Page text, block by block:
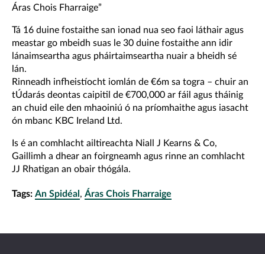
Áras Chois Fharraige”
Tá 16 duine fostaithe san ionad nua seo faoi láthair agus
meastar go mbeidh suas le 30 duine fostaithe ann idir
lánaimseartha agus pháirtaimseartha nuair a bheidh sé
lán.
Rinneadh infheistíocht iomlán de €6m sa togra – chuir an
tÚdarás deontas caipitil de €700,000 ar fáil agus tháinig
an chuid eile den mhaoiniú ó na príomhaithe agus iasacht
ón mbanc KBC Ireland Ltd.
Is é an comhlacht ailtireachta Niall J Kearns & Co,
Gaillimh a dhear an foirgneamh agus rinne an comhlacht
JJ Rhatigan an obair thógála.
Tags: An Spidéal , Áras Chois Fharraige